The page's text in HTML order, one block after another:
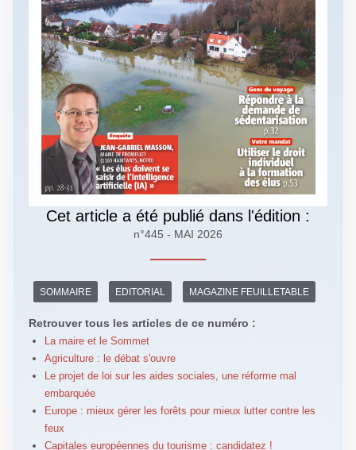
Cet article a été publié dans l'édition :
n°445 - MAI 2026
SOMMAIRE EDITORIAL MAGAZINE FEUILLETABLE
Retrouver tous les articles de ce numéro :
La maire et le Sommet
Agriculture : le débat s'ouvre
Le projet de loi sur les aides sociales, une réforme mal
embarquée
Europe : mieux gérer les forêts pour mieux lutter contre les
feux
Capitales européennes du tourisme : candidatez !